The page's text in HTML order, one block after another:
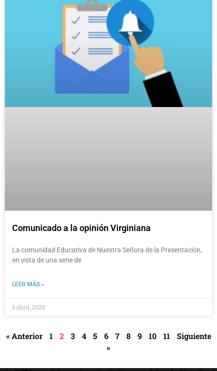
Comunicado a la opinión Virginiana
La comunidad Educativa de Nuestra Señora de la Presentación,
en vista de una serie de
LEER MÁS »
5 abril, 2025
« Anterior 1 2 3 4 5 6 7 8 9 10 11
Siguiente
»